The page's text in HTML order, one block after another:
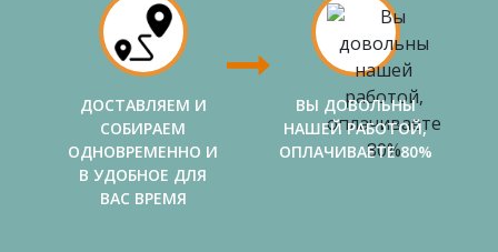
ДОСТАВЛЯЕМ И
СОБИРАЕМ
ОДНОВРЕМЕННО И
В УДОБНОЕ ДЛЯ
ВАС ВРЕМЯ
ВЫ ДОВОЛЬНЫ
НАШЕЙ РАБОТОЙ,
ОПЛАЧИВАЕТЕ 80%